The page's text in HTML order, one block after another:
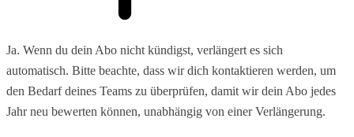
Ja. Wenn du dein Abo nicht kündigst, verlängert es sich
automatisch. Bitte beachte, dass wir dich kontaktieren werden, um
den Bedarf deines Teams zu überprüfen, damit wir dein Abo jedes
Jahr neu bewerten können, unabhängig von einer Verlängerung.